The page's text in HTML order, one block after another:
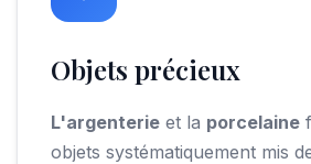
Objets précieux
L'argenterie et la porcelaine
objets systématiquement mis